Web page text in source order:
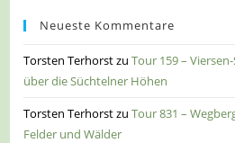
Neueste Kommentare
Torsten TerhorstzuTour 159 –
über die Süchtelner Höhen
Torsten TerhorstzuTour 831 –
Felder und Wälder